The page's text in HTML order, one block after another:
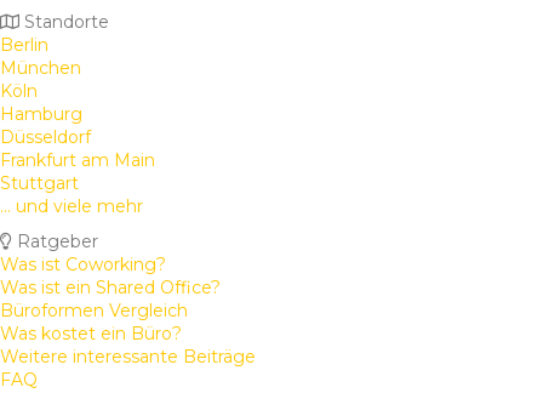
Standorte
Berlin
München
Köln
Hamburg
Düsseldorf
Frankfurt am Main
Stuttgart
... und viele mehr
Ratgeber
Was ist Coworking?
Was ist ein Shared Office?
Büroformen Vergleich
Was kostet ein Büro?
Weitere interessante Beiträge
FAQ